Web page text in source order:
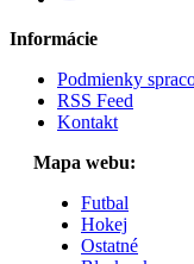
Informácie
Podmienky
RSS Feed
Kontakt
Mapa webu:
Futbal
Hokej
Ostatné